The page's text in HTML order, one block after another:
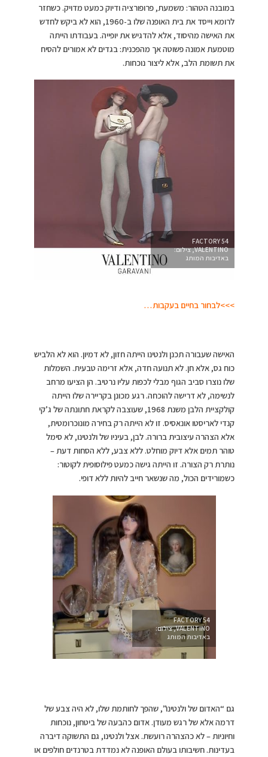
במובנה הטהור: משמעת, פרופורציה ודיוק כמעט מדויק. כשחזר
לרומא וייסד את בית האופנה שלו ב-1960, הוא לא ביקש לחדש
את האישה מהיסוד, אלא להדגיש את יופייה. בעבודתו הייתה
מוטמעת אמונה פשוטה אך מהפכנית: בגדים לא אמורים להסיח
את תשומת הלב, אלא ליצור נוכחות.
FACTORY 54
VALENTINO, צילום:
באדיבות המותג
>>>לבחור בחיים בעקבות…
האישה שעבורה תכנן ולנטינו הייתה חזון, לא דמיון. הוא לא הלביש
כוח גס, אלא חן. לא תנועה חדה, אלא זרימה טבעית. השמלות
שלו נוצרו סביב הגוף מבלי לכפות עליו נרטיב. הן הציעו מרחב
לנשימה, לא דרישה להוכחה. רגע מכונן בקריירה שלו הייתה
קולקציית הלבן משנת 1968, שעוצבה לקראת חתונתה של ג’קי
קנדי לאריסטו אונאסיס. זו לא הייתה רק בחירה מונוכרומטית,
אלא הצהרה עיצובית ברורה. לבן, בעיניו של ולנטינו, לא סימל
טוהר תמים אלא דיוק מוחלט. ללא צבע, ללא הסחות דעת –
נותרת רק הצורה. זו הייתה גישה כמעט פילוסופית לקוטור:
כשמורידים הכול, מה שנשאר חייב להיות ללא דופי.
FACTORY 54
VALENTINO, צילום:
באדיבות המותג
גם “האדום של ולנטינו”, שהפך לחותמת שלו, לא היה צבע של
דרמה אלא של רגש מעודן. אדום כהבעה של ביטחון, נוכחות
וחיוניות – לא כהצהרה רועשת. אצל ולנטינו, גם התשוקה דיברה
בעדינות. חשיבותו בעולם האופנה לא נמדדת בטרנדים חולפים או